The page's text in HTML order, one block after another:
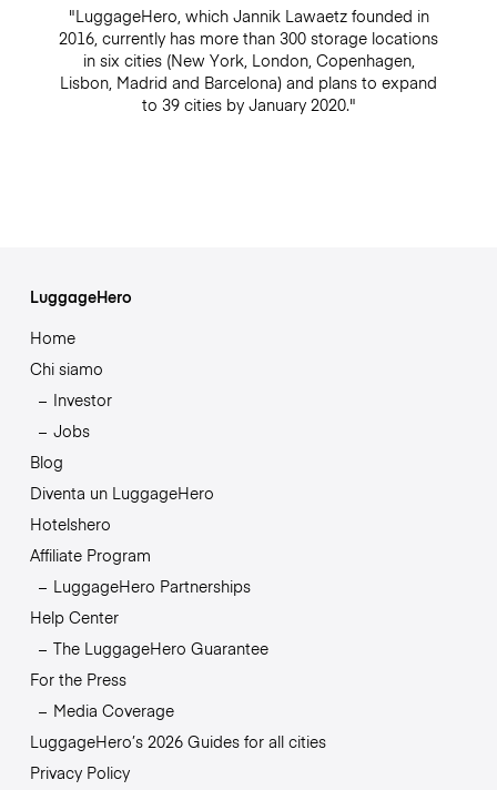
"LuggageHero, which Jannik Lawaetz founded in
2016, currently has more than 300 storage locations
in six cities (New York, London, Copenhagen,
Lisbon, Madrid and Barcelona) and plans to expand
to 39 cities by January 2020."
LuggageHero
Home
Chi siamo
Investor
Jobs
Blog
Diventa un LuggageHero
Hotelshero
Affiliate Program
LuggageHero Partnerships
Help Center
The LuggageHero Guarantee
For the Press
Media Coverage
LuggageHero’s 2026 Guides for all cities
Privacy Policy